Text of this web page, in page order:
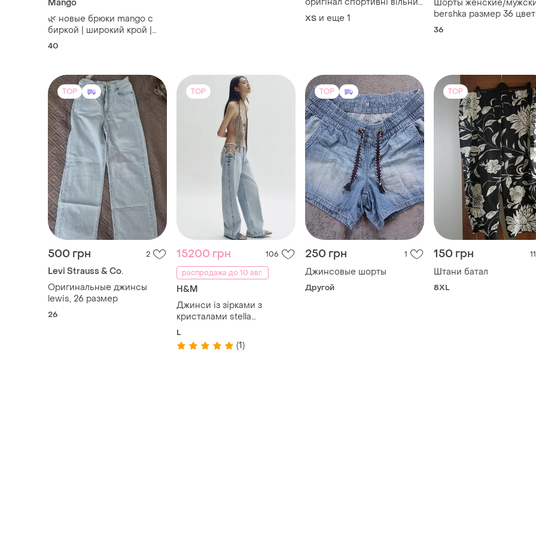
Mango
🌿 новые брюки mango с
биркой | широкий крой |
трендовый фисташково-
40
оригінал спортивні вільний
фасон женские шорты nike
розовые оригинал
ХS и еще 1
Шорты женские/
bershka размер 36 цвет
серый новые
36
TOP
500 грн 2
Levi Strauss & Co.
Оригинальные джинсы
lewis, 26 размер
26
TOP
15200 грн
106
распродажа до 10 авг.
H&M
Джинси із зірками з
кристалами stella
mccartney x h&m розмір 40
L
(1)
TOP
250 грн 1
Джинсовые шорты
Другой
TOP
150 грн 11
Штани батал
8XL